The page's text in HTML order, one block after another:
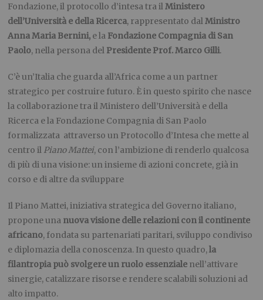
Fondazione, il protocollo d’intesa tra ilMinistero
dell’Università e della Ricerca, rappresentato dalMinistro
Anna Maria Bernini, e la Fondazione Compagnia di San
Paolo, nella persona del Presidente Prof. Marco Gilli.
C’è un’Italia che guarda all’Africa come a un partner
strategico per costruire futuro. È in questo spirito che nasce
la collaborazione tra il Ministero dell’Università e della
Ricerca e la Fondazione Compagnia di San Paolo
formalizzata attraverso un Protocollo d’Intesa che mette al
centro il Piano Mattei, con l’ambizione di renderlo qualcosa
di più di una visione: un insieme di azioni concrete, già in
corso e di altre da sviluppare
Il Piano Mattei, iniziativa strategica del Governo italiano,
propone una nuova visione delle relazioni con il continente
africano, fondata su partenariati paritari, sviluppo condiviso
e diplomazia della conoscenza. In questo quadro,la
filantropia può svolgere un ruolo essenziale nell’attivare
sinergie, catalizzare risorse e rendere scalabili soluzioni ad
alto impatto.